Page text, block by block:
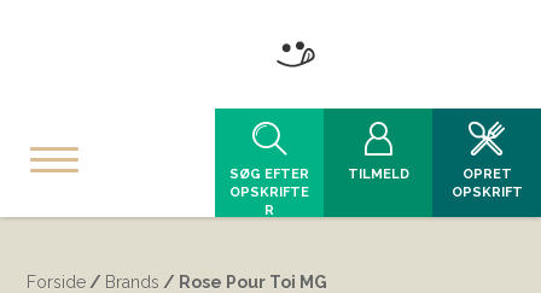
SØG EFTER
OPSKRIFTE
R
TILMELD
OPRET
OPSKRIFT
Forside / Brands / Rose Pour Toi MG